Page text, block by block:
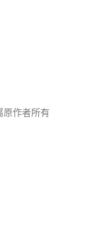
原作者所有